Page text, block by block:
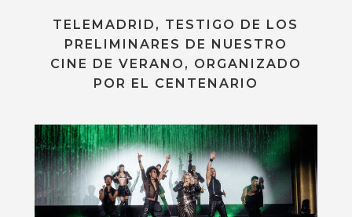
TELEMADRID, TESTIGO DE LOS
PRELIMINARES DE NUESTRO
CINE DE VERANO, ORGANIZADO
POR EL CENTENARIO